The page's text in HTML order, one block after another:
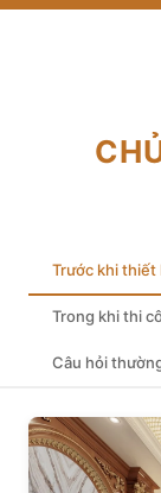
Trước khi thiết
Trong khi thi
Câu hỏi